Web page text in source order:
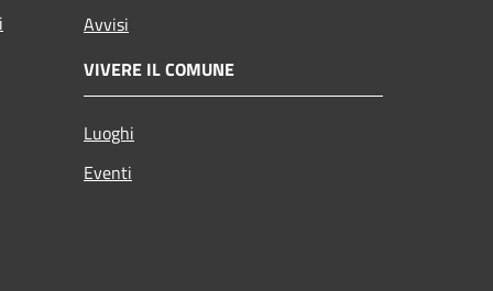
Avvisi
VIVERE IL COMUNE
Luoghi
Eventi